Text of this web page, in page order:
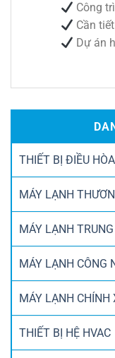
Công
Cần
Dự án
THIẾT BỊ ĐIỀU
MÁY LẠNH
MÁY LẠNH
MÁY LẠNH CÔNG
MÁY LẠNH CHÍNH
THIẾT BỊ HỆ HVAC